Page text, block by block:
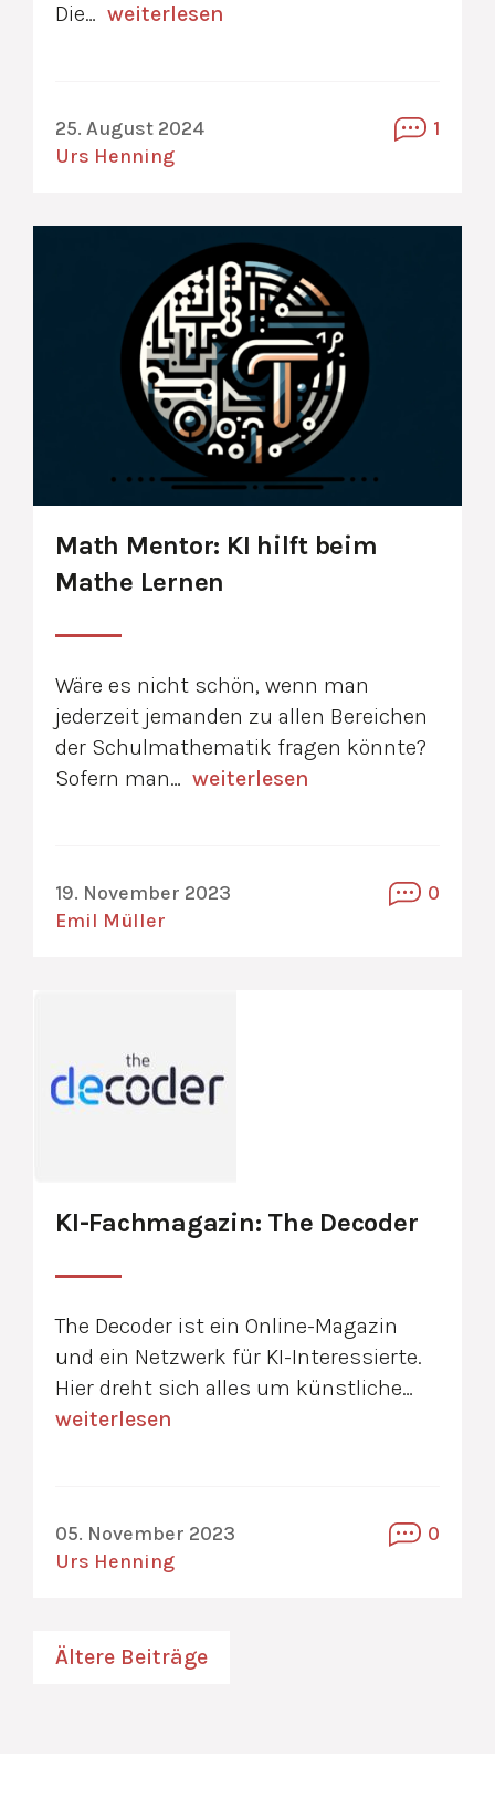
Die… weiterlesen
25. August 2024
Urs Henning
1
Math Mentor: KI hilft beim
Mathe Lernen
Wäre es nicht schön, wenn man
jederzeit jemanden zu allen Bereichen
der Schulmathematik fragen könnte?
Sofern man… weiterlesen
19. November 2023
Emil Müller
0
KI-Fachmagazin: The Decoder
The Decoder ist ein Online-Magazin
und ein Netzwerk für KI-Interessierte.
Hier dreht sich alles um künstliche…
weiterlesen
05. November 2023
Urs Henning
0
Beitragsnavigation
Ältere Beiträge